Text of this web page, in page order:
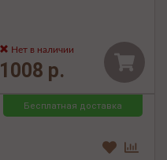
Нет в наличии
1008 р.
Бесплатная доставка